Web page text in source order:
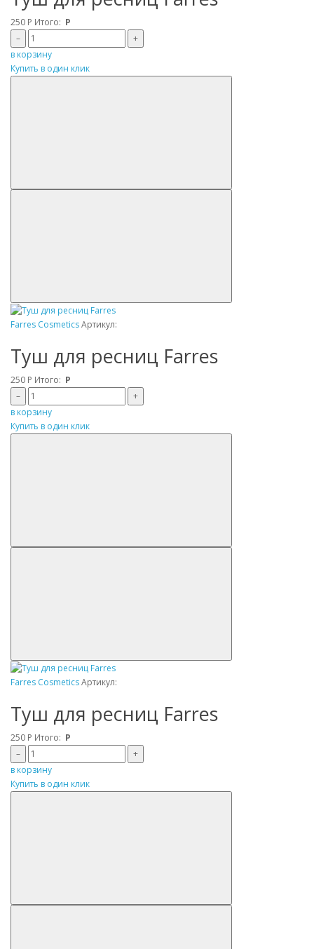
250 Р Итого: Р
–
+
в корзину
Купить в один клик
Farres CosmeticsАртикул:
Туш для ресниц Farres
250 Р Итого: Р
–
+
в корзину
Купить в один клик
Farres CosmeticsАртикул:
Туш для ресниц Farres
250 Р Итого: Р
–
+
в корзину
Купить в один клик